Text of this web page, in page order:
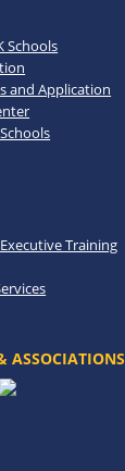
Schools
and Application
Training
ASSOCIATIONS